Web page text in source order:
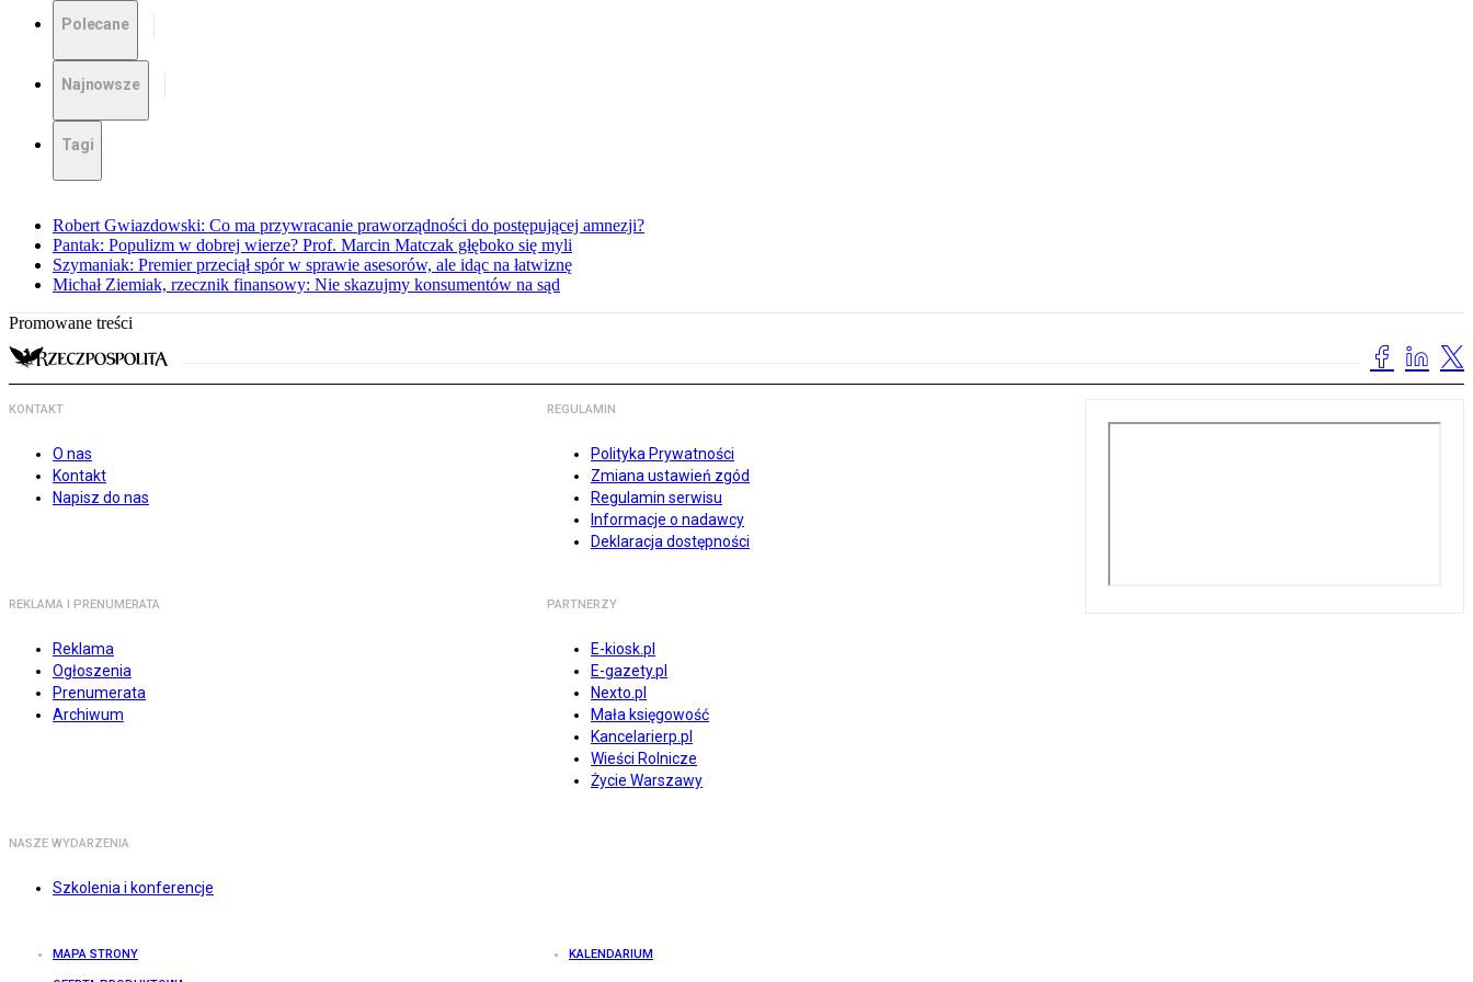
Polecane
Najnowsze
Tagi
Robert Gwiazdowski: Co ma przywracanie praworządności do postępującej amnezji?
Pantak: Populizm w dobrej wierze? Prof. Marcin Matczak głęboko się myli
Szymaniak: Premier przeciął spór w sprawie asesorów, ale idąc na łatwiznę
Michał Ziemiak, rzecznik finansowy: Nie skazujmy konsumentów na sąd
Promowane treści
KONTAKT
O nas
Kontakt
Napisz do nas
REGULAMIN
Polityka Prywatności
Zmiana ustawień zgód
Regulamin serwisu
Informacje o nadawcy
Deklaracja dostępności
REKLAMA I PRENUMERATA
Reklama
Ogłoszenia
Prenumerata
Archiwum
PARTNERZY
E-kiosk.pl
E-gazety.pl
Nexto.pl
Mała księgowość
Kancelarierp.pl
Wieści Rolnicze
Życie Warszawy
NASZE WYDARZENIA
Szkolenia i konferencje
MAPA STRONY KALENDARIUM